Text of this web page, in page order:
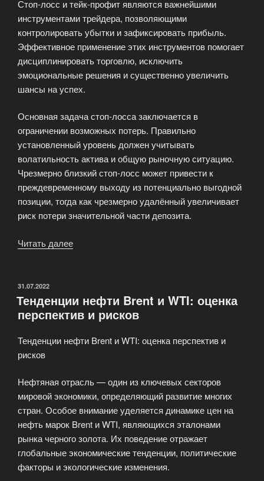
Стоп-лосс и тейк-профит являются важнейшими
инструментами трейдера, позволяющими
контролировать убытки и зафиксировать прибыль.
Эффективное применение этих инструментов помогает
дисциплинировать торговлю, исключить
эмоциональные решения и существенно увеличить
шансы на успех.
Основная задача стоп-лосса заключается в
ограничении возможных потерь. Правильно
установленный уровень должен учитывать
волатильность актива и общую рыночную ситуацию.
Чрезмерно близкий стоп-лосс может привести к
преждевременному выходу из потенциально выгодной
позиции, тогда как чрезмерно удалённый увеличивает
риск потери значительной части депозита.
Читать далее
и
тейк-
ОПУБЛИКОВАНО
31.07.2022
Тенденции нефти Brent и WTI: оценка
перспектив и рисков
Тенденции нефти Brent и WTI: оценка перспектив и
рисков
Нефтяная отрасль — один из ключевых секторов
мировой экономики, определяющий развитие многих
стран. Особое внимание уделяется динамике цен на
нефть марок Brent и WTI, являющихся эталонами
рынка черного золота. Их поведение отражает
глобальные экономические тенденции, политические
факторы и экологические изменения.